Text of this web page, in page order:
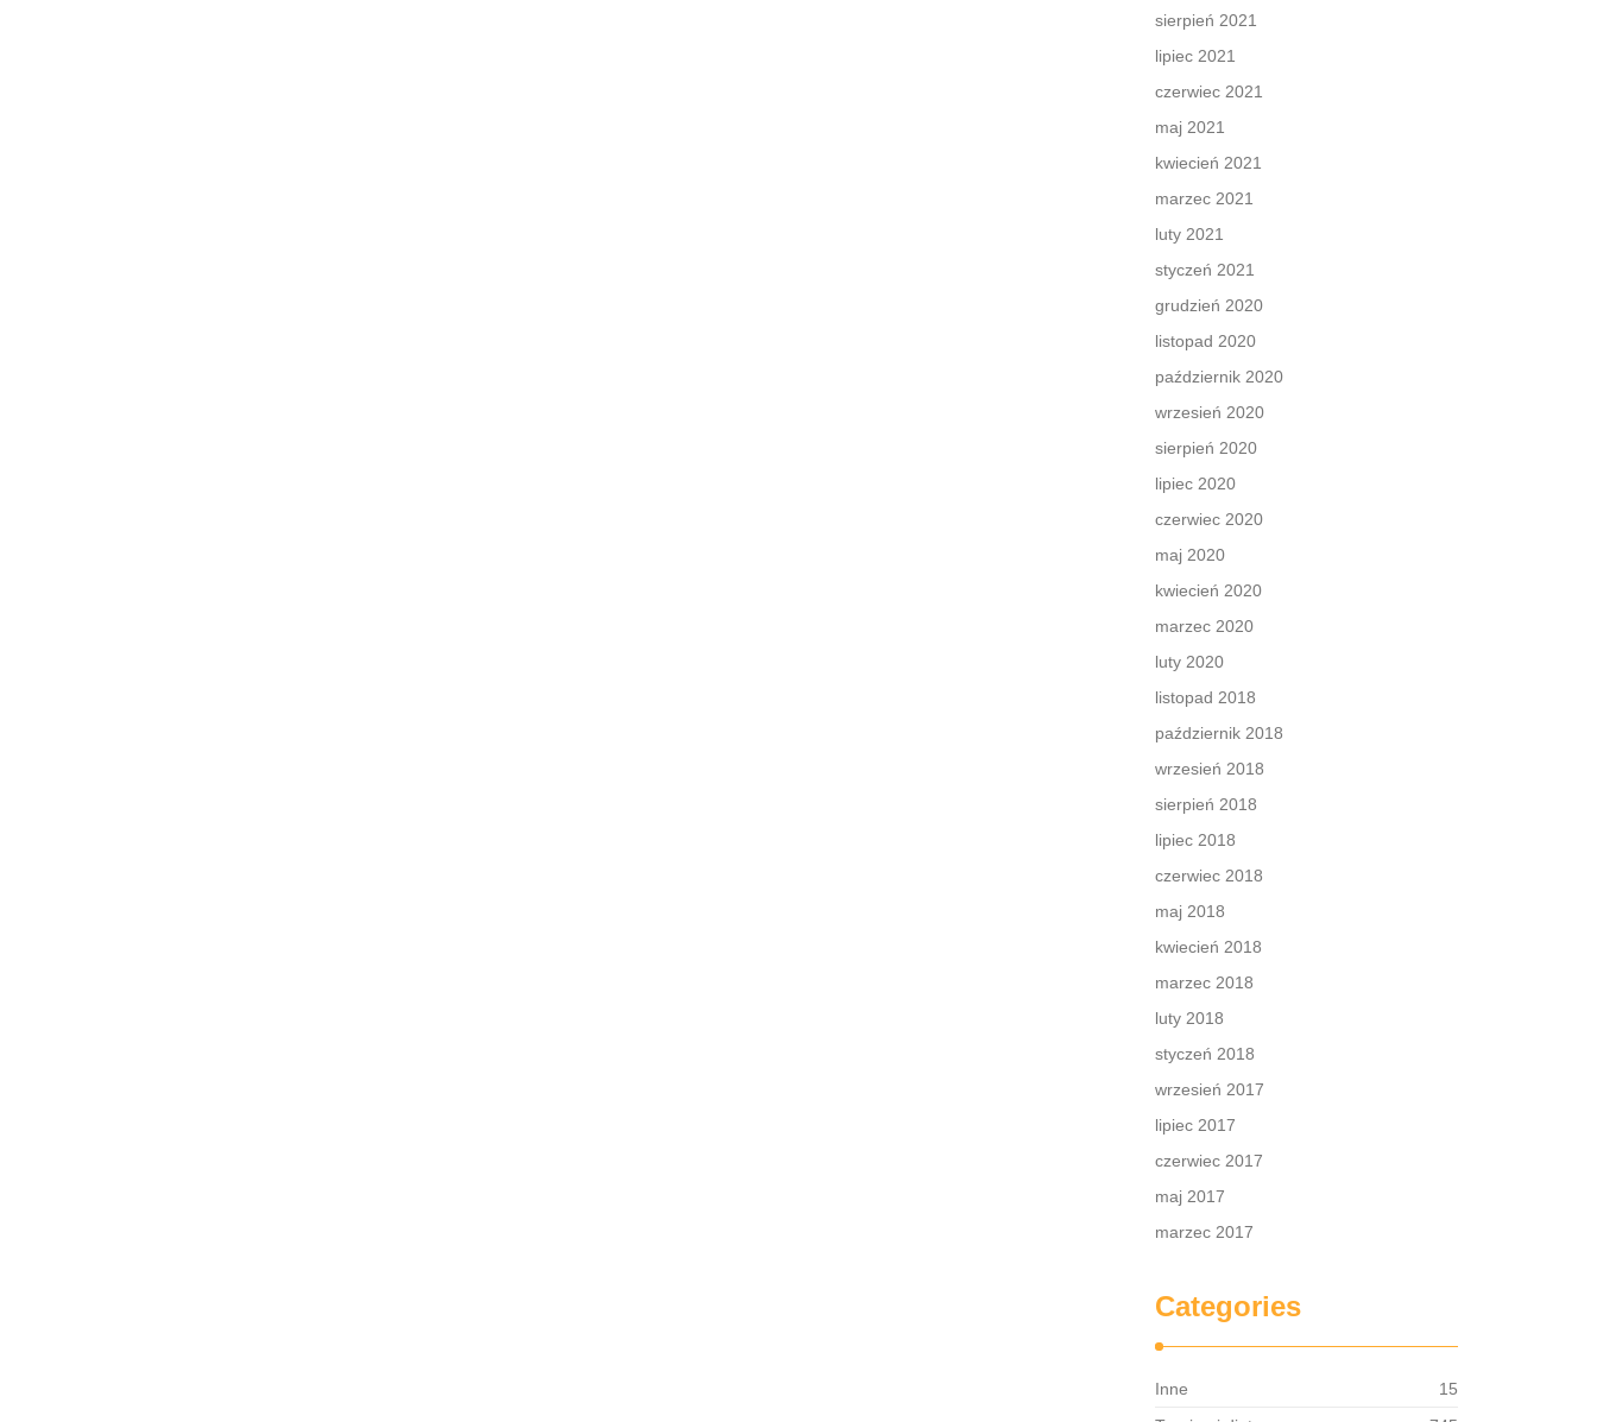
sierpień 2021
lipiec 2021
czerwiec 2021
maj 2021
kwiecień 2021
marzec 2021
luty 2021
styczeń 2021
grudzień 2020
listopad 2020
październik 2020
wrzesień 2020
sierpień 2020
lipiec 2020
czerwiec 2020
maj 2020
kwiecień 2020
marzec 2020
luty 2020
listopad 2018
październik 2018
wrzesień 2018
sierpień 2018
lipiec 2018
czerwiec 2018
maj 2018
kwiecień 2018
marzec 2018
luty 2018
styczeń 2018
wrzesień 2017
lipiec 2017
czerwiec 2017
maj 2017
marzec 2017
Categories
Inne
15